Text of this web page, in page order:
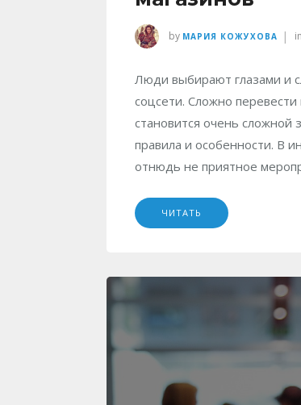
by МАРИЯ КОЖУХОВА | in
Люди выбирают глазами и
соцсети. Сложно
становится очень сложной
правила и особенности. В
отнюдь не приятное
ЧИТАТЬ